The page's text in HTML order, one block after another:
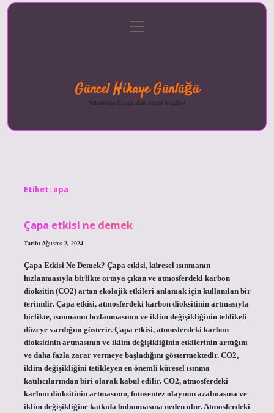
menüyü
aç
Güncel Hikaye Günlüğü
Sektörden ilham alan neşeli bilgiler!
Etiket: apa
Çapa etkisi ne demek
Tarih: Ağustos 2, 2024
Çapa Etkisi Ne Demek? Çapa etkisi, küresel ısınmanın
hızlanmasıyla birlikte ortaya çıkan ve atmosferdeki karbon
dioksitin (CO2) artan ekolojik etkileri anlamak için kullanılan bir
terimdir. Çapa etkisi, atmosferdeki karbon dioksitinin artmasıyla
birlikte, ısınmanın hızlanmasının ve iklim değişikliğinin tehlikeli
düzeye vardığını gösterir. Çapa etkisi, atmosferdeki karbon
dioksitinin artmasının ve iklim değişikliğinin etkilerinin arttığını
ve daha fazla zarar vermeye başladığını göstermektedir. CO2,
iklim değişikliğini tetikleyen en önemli küresel ısınma
katılıcılarından biri olarak kabul edilir. CO2, atmosferdeki
karbon dioksitinin artmasının, fotosentez olayının azalmasına ve
iklim değişikliğine katkıda bulunmasına neden olur. Atmosferdeki